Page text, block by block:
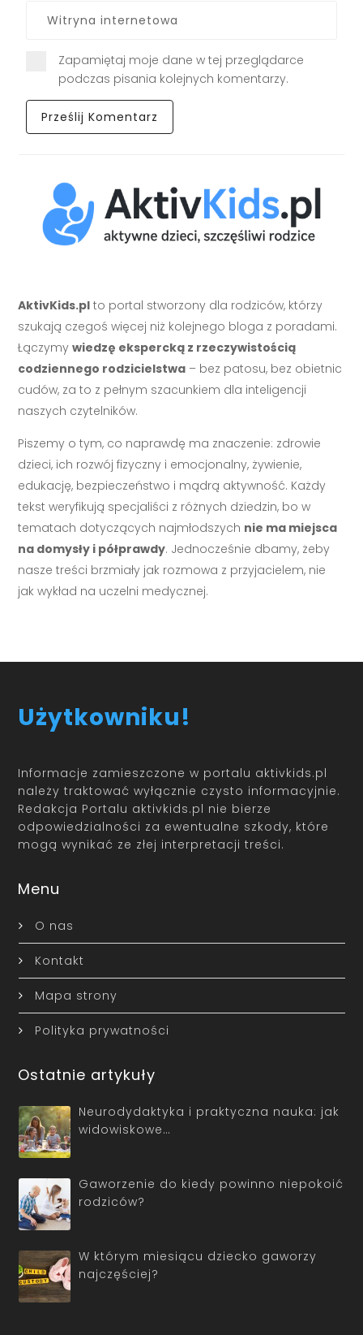
Zapamiętaj moje dane w tej przeglądarce
podczas pisania kolejnych komentarzy.
AktivKids.pl to portal stworzony dla rodziców, którzy
szukają czegoś więcej niż kolejnego bloga z poradami.
Łączymywiedzę ekspercką z rzeczywistością
codziennego rodzicielstwa – bez patosu, bez obietnic
cudów, za to z pełnym szacunkiem dla inteligencji
naszych czytelników.
Piszemy o tym, co naprawdę ma znaczenie: zdrowie
dzieci, ich rozwój fizyczny i emocjonalny, żywienie,
edukację, bezpieczeństwo i mądrą aktywność. Każdy
tekst weryfikują specjaliści z różnych dziedzin, bo w
tematach dotyczących najmłodszych nie ma miejsca
na domysły i półprawdy. Jednocześnie dbamy, żeby
nasze treści brzmiały jak rozmowa z przyjacielem, nie
jak wykład na uczelni medycznej.
Użytkowniku!
Informacje zamieszczone w portalu aktivkids.pl
należy traktować wyłącznie czysto informacyjnie.
Redakcja Portalu aktivkids.pl nie bierze
odpowiedzialności za ewentualne szkody, które
mogą wynikać ze złej interpretacji treści.
Menu
O nas
Kontakt
Mapa strony
Polityka prywatności
Ostatnie artykuły
Neurodydaktyka i praktyczna nauka: jak
widowiskowe…
Gaworzenie do kiedy powinno niepokoić
rodziców?
W którym miesiącu dziecko gaworzy
najczęściej?